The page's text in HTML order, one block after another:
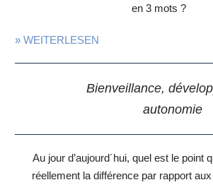
en 3 mots ?
» WEITERLESEN
Bienveillance,
autonomie
Au jour d’aujourd´hui, quel est le point
réellement la différence par rapport